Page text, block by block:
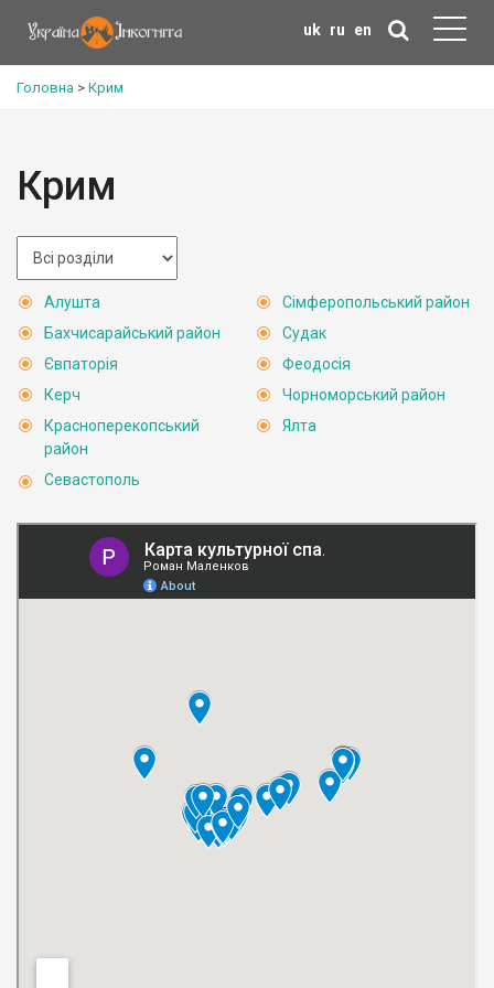
uk ru en
Головна > Крим
Крим
Алушта
Бахчисарайський район
Євпаторія
Керч
Красноперекопський
район
Севастополь
Сімферопольський район
Судак
Феодосія
Чорноморський район
Ялта